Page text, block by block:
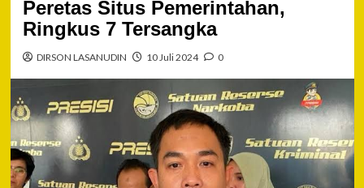
Peretas Situs Pemerintahan,
Ringkus 7 Tersangka
DIRSON LASANUDIN 10 Juli 2024 0